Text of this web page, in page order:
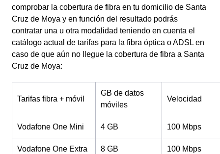
comprobar la cobertura de fibra en tu domicilio de Santa
Cruz de Moya y en función del resultado podrás
contratar una u otra modalidad teniendo en cuenta el
catálogo actual de tarifas para la fibra óptica o ADSL en
caso de que aún no llegue la cobertura de fibra a Santa
Cruz de Moya:
Tarifas fibra + móvil
GB de datos
móviles
Velocidad
Vodafone One Mini 4 GB 100 Mbps
Vodafone One Extra 8 GB 100 Mbps